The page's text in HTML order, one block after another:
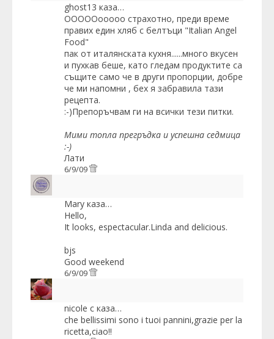
ghost13 каза…
ОООООооооо страхотно, преди време
правих един хляб с белтъци "Italian Angel
Food"
пак от италянската кухня......много вкусен
и пухкав беше, като гледам продуктите са
същите само че в други пропорции, добре
че ми напомни , бех я забравила тази
рецепта.
:-)Препоръчвам ги на всички тези питки.
Мими топла прегръдка и успешна седмица
:-)
Лати
6/9/09
Mary каза…
Hello,
It looks, espectacular.Linda and delicious.
bjs
Good weekend
6/9/09
nicole c каза…
che bellissimi sono i tuoi pannini,grazie per la
ricetta,ciao!!